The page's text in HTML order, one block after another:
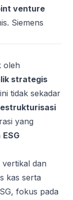
venture
Siemens
oleh
strategis
tidak sekadar
yang
ESG
dan
kas serta
fokus pada